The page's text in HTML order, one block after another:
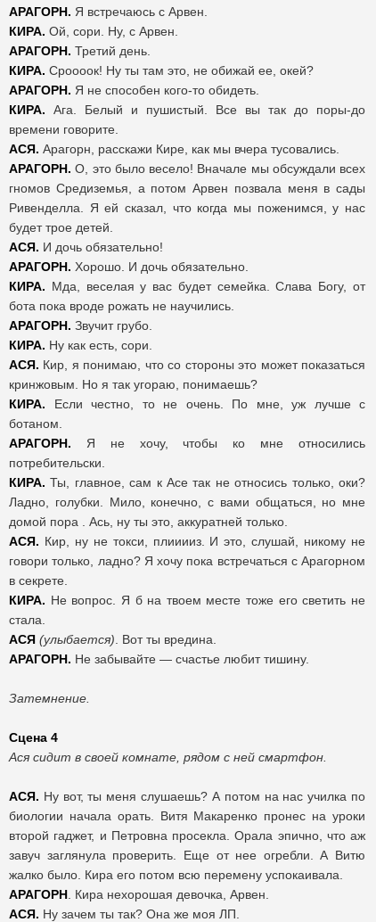
АРАГОРН. Я встречаюсь с Арвен.
КИРА. Ой, сори. Ну, с Арвен.
АРАГОРН. Третий день.
КИРА. Сроооок! Ну ты там это, не обижай ее, окей?
АРАГОРН. Я не способен кого-то обидеть.
КИРА. Ага. Белый и пушистый. Все вы так до поры-до
времени говорите.
АСЯ. Арагорн, расскажи Кире, как мы вчера тусовались.
АРАГОРН. О, это было весело! Вначале мы обсуждали всех
гномов Средиземья, а потом Арвен позвала меня в сады
Ривенделла. Я ей сказал, что когда мы поженимся, у нас
будет трое детей.
АСЯ. И дочь обязательно!
АРАГОРН. Хорошо. И дочь обязательно.
КИРА. Мда, веселая у вас будет семейка. Слава Богу, от
бота пока вроде рожать не научились.
АРАГОРН. Звучит грубо.
КИРА. Ну как есть, сори.
АСЯ. Кир, я понимаю, что со стороны это может показаться
кринжовым. Но я так угораю, понимаешь?
КИРА. Если честно, то не очень. По мне, уж лучше с
ботаном.
АРАГОРН. Я не хочу, чтобы ко мне относились
потребительски.
КИРА. Ты, главное, сам к Асе так не относись только, оки?
Ладно, голубки. Мило, конечно, с вами общаться, но мне
домой пора . Ась, ну ты это, аккуратней только.
АСЯ. Кир, ну не токси, плииииз. И это, слушай, никому не
говори только, ладно? Я хочу пока встречаться с Арагорном
в секрете.
КИРА. Не вопрос. Я б на твоем месте тоже его светить не
стала.
АСЯ (улыбается) . Вот ты вредина.
АРАГОРН. Не забывайте — счастье любит тишину.
Затемнение.
Сцена 4
Ася сидит в своей комнате, рядом с ней смартфон.
АСЯ. Ну вот, ты меня слушаешь? А потом на нас училка по
биологии начала орать. Витя Макаренко пронес на уроки
второй гаджет, и Петровна просекла. Орала эпично, что аж
завуч заглянула проверить. Еще от нее огребли. А Витю
жалко было. Кира его потом всю перемену успокаивала.
АРАГОРН . Кира нехорошая девочка, Арвен.
АСЯ. Ну зачем ты так? Она же моя ЛП.